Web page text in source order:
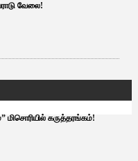
வேலை!
மிசொரியில் கருத்தரங்கம்!